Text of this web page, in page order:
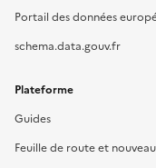
Portail des données
schema.data.gouv.fr
Plateforme
Guides
Feuille de route et